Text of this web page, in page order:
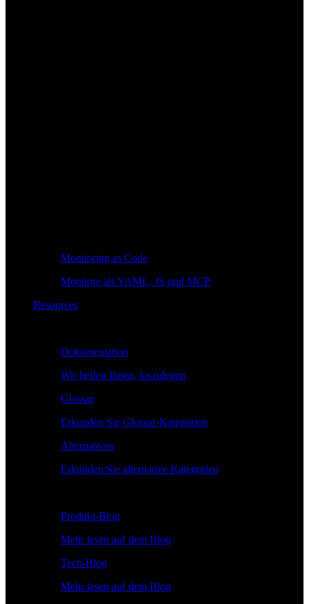
Monitoring as Code
Monitore als YAML, JS und MCP
Resources
Dokumentation
Wir helfen Ihnen, loszulegen
Glossar
Erkunden Sie Glossar-Kategorien
Alternativen
Erkunden Sie alternative Kategorien
Produkt-Blog
Mehr lesen auf dem Blog
Tech-Blog
Mehr lesen auf dem Blog